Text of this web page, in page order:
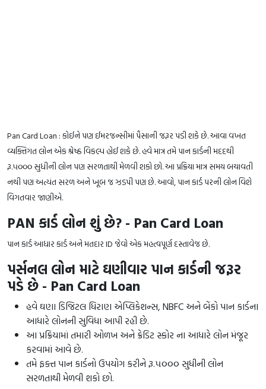
Pan Card Loan : કોઈને પણ ઈમરજન્સીમાં પૈસાની જરૂર પડી શકે છે. આવા વખત
વ્યક્તિગત લોન એક શ્રેષ્ઠ વિકલ્પ હોઈ શકે છે. હવે માત્ર તમે પાન કાર્ડની મદદથી
રૂ.૫૦૦૦ સુધીની લોન પણ સરળતાથી મેળવી શકો છો. આ પ્રક્રિયા માત્ર સમય બચાવતી
નથી પણ અત્યંત સરળ અને ખૂબ જ ઝડપી પણ છે. આવો, પાન કાર્ડ પરની લોન વિશે
વિગતવાર જાણીએ.
PAN કાર્ડ લોન શું છે? - Pan Card Loan
પાન કાર્ડ આધાર કાર્ડ અને મતદાર ID જેવો એક મહત્વપૂર્ણ દસ્તાવેજ છે.
પર્સનલ લોન માટે ઘણીવાર પાન કાર્ડની જરૂર
પડે છે - Pan Card Loan
હવે ઘણા ડિજિટલ ધિરાણ એપ્લિકેશન્સ, NBFC અને બેંકો પાન કાર્ડના
આધારે લોનની સુવિધા આપી રહી છે.
આ પ્રક્રિયામાં તમારી ઓળખ અને ક્રેડિટ સ્કોર ના આધારે લોન મંજૂર
કરવામાં આવે છે.
તમે ફક્ત પાન કાર્ડનો ઉપયોગ કરીને રૂ.૫૦૦૦ સુધીની લોન
સરળતાથી મેળવી શકો છો.